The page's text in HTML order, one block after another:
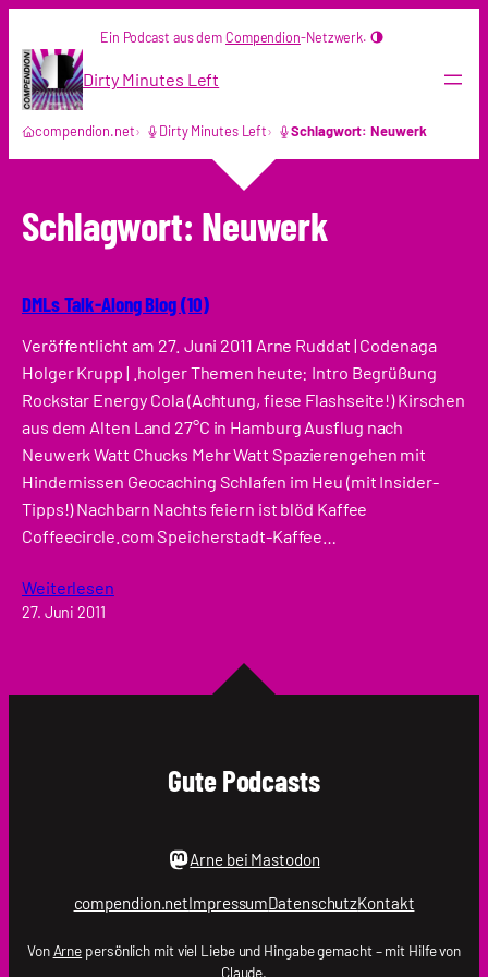
Inhalt
springen
Ein Podcast aus dem Compendion-Netzwerk.
Dirty Minutes Left
compendion.net Dirty Minutes Left Schlagwort: Neuwerk
Schlagwort: Neuwerk
DMLs Talk-Along Blog (10)
Veröffentlicht am 27. Juni 2011 Arne Ruddat | Codenaga
Holger Krupp | .holger Themen heute: Intro Begrüßung
Rockstar Energy Cola (Achtung, fiese Flashseite!) Kirschen
aus dem Alten Land 27°C in Hamburg Ausflug nach
Neuwerk Watt Chucks Mehr Watt Spazierengehen mit
Hindernissen Geocaching Schlafen im Heu (mit Insider-
Tipps!) Nachbarn Nachts feiern ist blöd Kaffee
Coffeecircle.com Speicherstadt-Kaffee…
Weiterlesen
27. Juni 2011
Gute Podcasts
Arne bei Mastodon
compendion.netImpressumDatenschutzKontakt
VonArne persönlich mit viel Liebe und Hingabe gemacht – mit Hilfe von
Claude.